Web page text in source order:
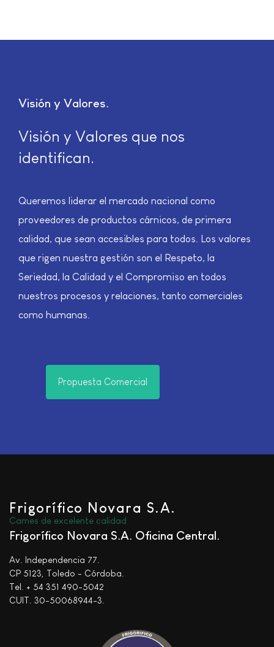
Visión y Valores
Visión y Valores que nos
identifican.
Queremos liderar el mercado nacional como
proveedores de productos cárnicos, de primera
calidad, que sean accesibles para todos. Los valores
que rigen nuestra gestión son el Respeto, la
Seriedad, la Calidad y el Compromiso en todos
nuestros procesos y relaciones, tanto comerciales
como humanas.
Propuesta Comercial
Frigorífico Novara S.A.
Carnes de excelente calidad
Frigorífico Novara S.A. Oficina Central
Av. Independencia 77.
CP 5123, Toledo - Córdoba.
Tel. + 54 351 490-5042
CUIT. 30-50068944-3.